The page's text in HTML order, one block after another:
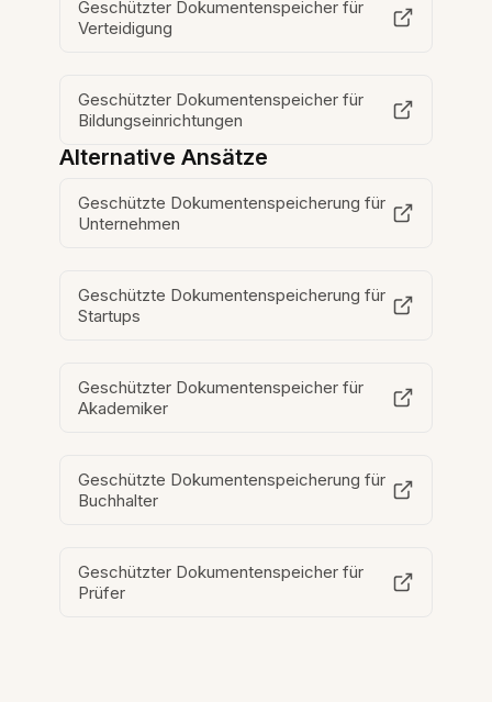
Geschützter Dokumentenspeicher für
Verteidigung
Geschützter Dokumentenspeicher für
Bildungseinrichtungen
Alternative Ansätze
Geschützte Dokumentenspeicherung für
Unternehmen
Geschützte Dokumentenspeicherung für
Startups
Geschützter Dokumentenspeicher für
Akademiker
Geschützte Dokumentenspeicherung für
Buchhalter
Geschützter Dokumentenspeicher für
Prüfer